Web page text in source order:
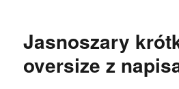
Jasnoszary
oversize z